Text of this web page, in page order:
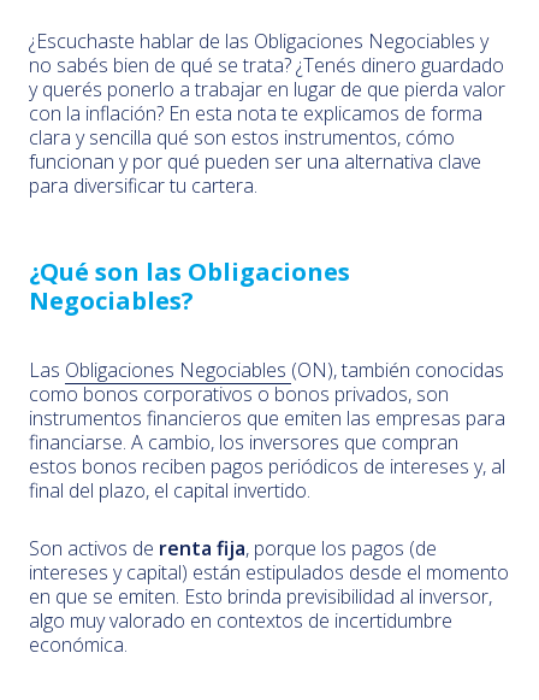
¿Escuchaste hablar de las Obligaciones Negociables y
no sabés bien de qué se trata? ¿Tenés dinero guardado
y querés ponerlo a trabajar en lugar de que pierda valor
con la inflación? En esta nota te explicamos de forma
clara y sencilla qué son estos instrumentos, cómo
funcionan y por qué pueden ser una alternativa clave
para diversificar tu cartera.
¿Qué son las Obligaciones
Negociables?
Las Obligaciones Negociables (ON), también conocidas
como bonos corporativos o bonos privados, son
instrumentos financieros que emiten las empresas para
financiarse. A cambio, los inversores que compran
estos bonos reciben pagos periódicos de intereses y, al
final del plazo, el capital invertido.
Son activos de renta fija, porque los pagos (de
intereses y capital) están estipulados desde el momento
en que se emiten. Esto brinda previsibilidad al inversor,
algo muy valorado en contextos de incertidumbre
económica.